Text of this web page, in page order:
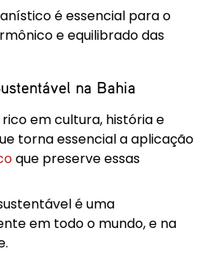
é essencial para o
e equilibrado das
na Bahia
em cultura, história e
torna essencial a aplicação
que preserve essas
é uma
em todo o mundo, e na